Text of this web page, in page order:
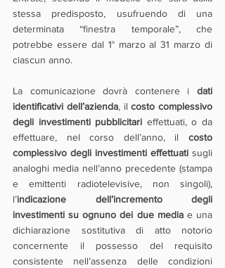
stessa predisposto, usufruendo di una
determinata “finestra temporale”, che
potrebbe essere dal 1° marzo al 31 marzo di
ciascun anno.
La comunicazione dovrà contenere i dati
identificativi dell’azienda, il costo complessivo
degli investimenti pubblicitari effettuati, o da
effettuare, nel corso dell’anno, il costo
complessivo degli investimenti effettuati sugli
analoghi media nell’anno precedente (stampa
e emittenti radiotelevisive, non singoli),
l’indicazione dell’incremento degli
investimenti su ognuno dei due media e una
dichiarazione sostitutiva di atto notorio
concernente il possesso del requisito
consistente nell’assenza delle condizioni